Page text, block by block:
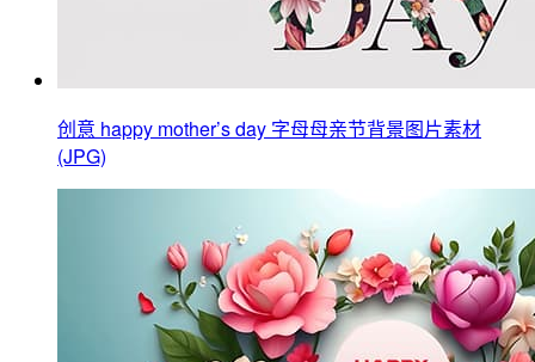
创意 happy mother’s day 字母母亲节背景图片素材
(JPG)